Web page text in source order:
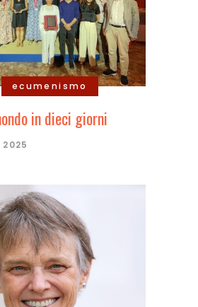
ecumenismo
in dieci giorni